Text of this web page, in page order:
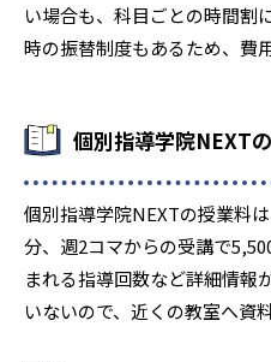
い場合も、科目ごとの時間割
時の振替制度もあるため、費
個別指導学院NEXT
個別指導学院NEXTの授業料
分、週2コマからの受講で
まれる指導回数など詳細情報
いないので、近くの教室へ資